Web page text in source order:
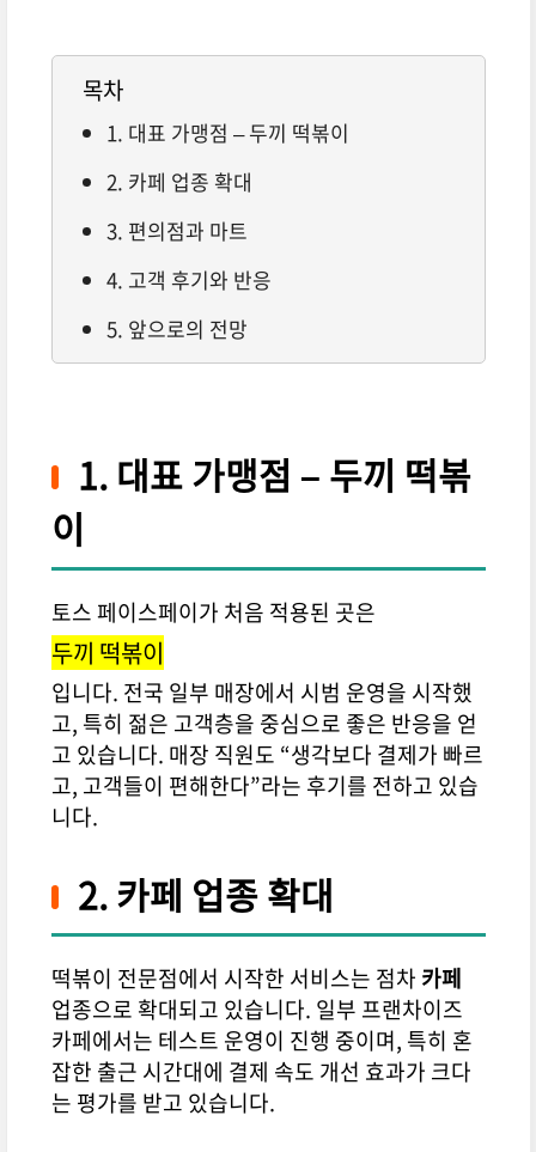
목차
1. 대표 가맹점 – 두끼 떡볶이
2. 카페 업종 확대
3. 편의점과 마트
4. 고객 후기와 반응
5. 앞으로의 전망
1. 대표 가맹점 – 두끼 떡볶
이
토스 페이스페이가 처음 적용된 곳은
두끼 떡볶이
입니다. 전국 일부 매장에서 시범 운영을 시작했
고, 특히 젊은 고객층을 중심으로 좋은 반응을 얻
고 있습니다. 매장 직원도 “생각보다 결제가 빠르
고, 고객들이 편해한다”라는 후기를 전하고 있습
니다.
2. 카페 업종 확대
떡볶이 전문점에서 시작한 서비스는 점차 카페
업종으로 확대되고 있습니다. 일부 프랜차이즈
카페에서는 테스트 운영이 진행 중이며, 특히 혼
잡한 출근 시간대에 결제 속도 개선 효과가 크다
는 평가를 받고 있습니다.